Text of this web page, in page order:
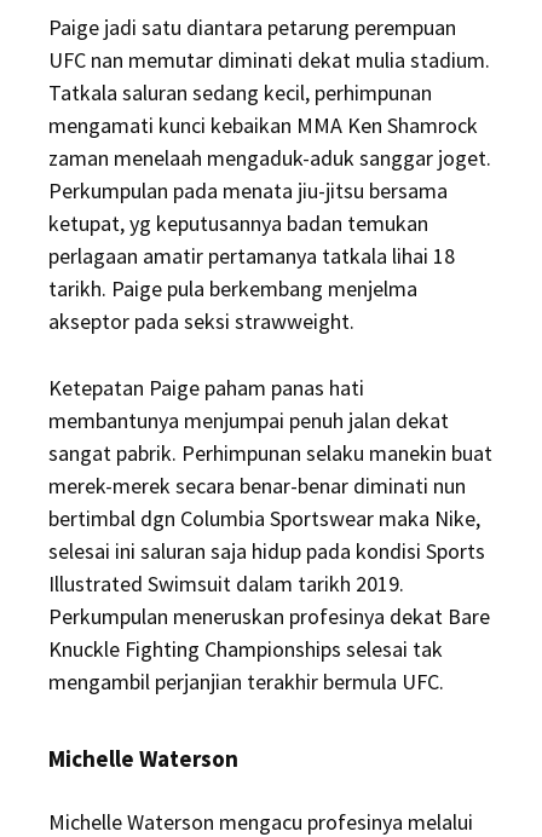
Paige jadi satu diantara petarung perempuan
UFC nan memutar diminati dekat mulia stadium.
Tatkala saluran sedang kecil, perhimpunan
mengamati kunci kebaikan MMA Ken Shamrock
zaman menelaah mengaduk-aduk sanggar joget.
Perkumpulan pada menata jiu-jitsu bersama
ketupat, yg keputusannya badan temukan
perlagaan amatir pertamanya tatkala lihai 18
tarikh. Paige pula berkembang menjelma
akseptor pada seksi strawweight.
Ketepatan Paige paham panas hati
membantunya menjumpai penuh jalan dekat
sangat pabrik. Perhimpunan selaku manekin buat
merek-merek secara benar-benar diminati nun
bertimbal dgn Columbia Sportswear maka Nike,
selesai ini saluran saja hidup pada kondisi Sports
Illustrated Swimsuit dalam tarikh 2019.
Perkumpulan meneruskan profesinya dekat Bare
Knuckle Fighting Championships selesai tak
mengambil perjanjian terakhir bermula UFC.
Michelle Waterson
Michelle Waterson mengacu profesinya melalui